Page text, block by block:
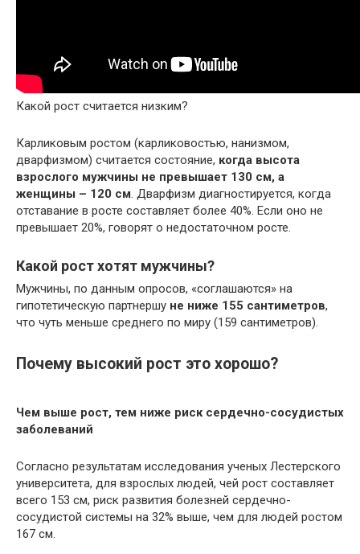
Какой рост считается низким?
Карликовым ростом (карликовостью, нанизмом,
дварфизмом) считается состояние, когда высота
взрослого мужчины не превышает 130 см, а
женщины – 120 см. Дварфизм диагностируется, когда
отставание в росте составляет более 40%. Если оно не
превышает 20%, говорят о недостаточном росте.
Какой рост хотят мужчины?
Мужчины, по данным опросов, «соглашаются» на
гипотетическую партнершу не ниже 155 сантиметров,
что чуть меньше среднего по миру (159 сантиметров).
Почему высокий рост это хорошо?
Чем выше рост, тем ниже риск сердечно-сосудистых
заболеваний
Согласно результатам исследования ученых Лестерского
университета, для взрослых людей, чей рост составляет
всего 153 см, риск развития болезней сердечно-
сосудистой системы на 32% выше, чем для людей ростом
167 см.